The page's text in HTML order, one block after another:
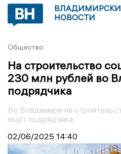
НОВОСТИ
Общество
На строительство
230 млн рублей во
подрядчика
Во Владимире на
ищут подрядчика
02/06/2025 14:40